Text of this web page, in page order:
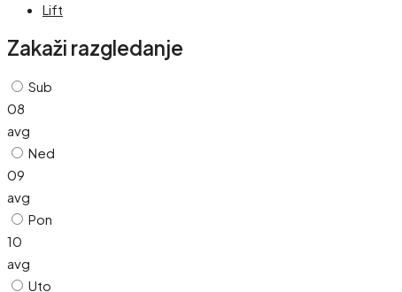
Lift
Zakaži razgledanje
Sub
08
avg
Ned
09
avg
Pon
10
avg
Uto